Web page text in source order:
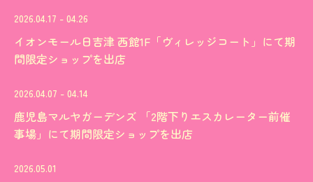
2026.04.17 - 04.26
イオンモール日吉津 西館1F「ヴィレッジコート」にて期
間限定ショップを出店
2026.04.07 - 04.14
鹿児島マルヤガーデンズ 「2階下りエスカレーター前催
事場」にて期間限定ショップを出店
2026.05.01